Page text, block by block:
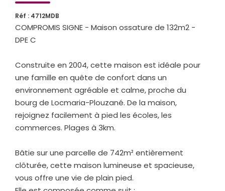
Réf : 4712MDB
COMPROMIS SIGNE - Maison ossature de 132m2 -
DPE C
Construite en 2004, cette maison est idéale pour
une famille en quête de confort dans un
environnement agréable et calme, proche du
bourg de Locmaria-Plouzané. De la maison,
rejoignez facilement à pied les écoles, les
commerces. Plages à 3km.
Bâtie sur une parcelle de 742m² entièrement
clôturée, cette maison lumineuse et spacieuse,
vous offre une vie de plain pied.